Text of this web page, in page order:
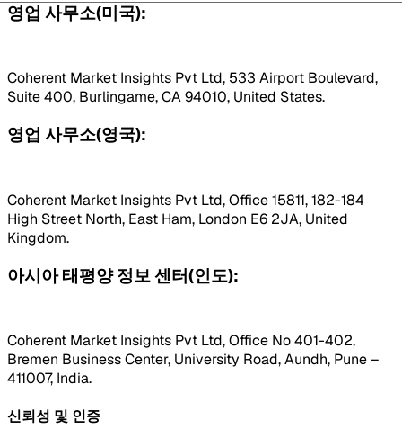
영업 사무소(미국):
Coherent Market Insights Pvt Ltd, 533 Airport Boulevard,
Suite 400, Burlingame, CA 94010, United States.
영업 사무소(영국):
Coherent Market Insights Pvt Ltd, Office 15811, 182-184
High Street North, East Ham, London E6 2JA, United
Kingdom.
아시아 태평양 정보 센터(인도):
Coherent Market Insights Pvt Ltd, Office No 401-402,
Bremen Business Center, University Road, Aundh, Pune –
411007, India.
신뢰성 및 인증